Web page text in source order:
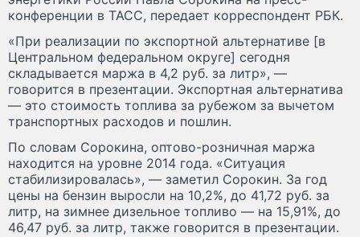
конференции в ТАСС, передает корреспондент РБК.
«При реализации по экспортной альтернативе [в
Центральном федеральном округе] сегодня
складывается маржа в 4,2 руб. за литр», —
говорится в презентации. Экспортная альтернатива
— это стоимость топлива за рубежом за вычетом
транспортных расходов и пошлин.
По словам Сорокина, оптово-розничная маржа
находится на уровне 2014 года. «Ситуация
стабилизировалась», — заметил Сорокин. За год
цены на бензин выросли на 10,2%, до 41,72 руб. за
литр, на зимнее дизельное топливо — на 15,91%, до
46,47 руб. за литр, также говорится в презентации.